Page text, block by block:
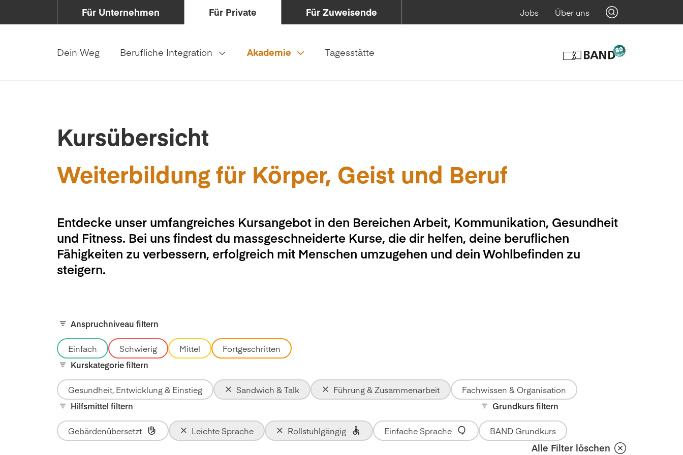
Für Unternehmen Für Private Für Zuweisende Jobs Über uns
Dein Weg Berufliche Integration Akademie Tagesstätte
Kursübersicht
Weiterbildung für Körper, Geist und Beruf
Entdecke unser umfangreiches Kursangebot in den Bereichen Arbeit, Kommunikation, Gesundheit
und Fitness. Bei uns findest du massgeschneiderte Kurse, die dir helfen, deine beruflichen
Fähigkeiten zu verbessern, erfolgreich mit Menschen umzugehen und dein Wohlbefinden zu
steigern.
Anspruchniveau filtern
Einfach Schwierig Mittel
Fortgeschritten
Kurskategorie filtern
Gesundheit, Entwicklung & Einstieg Sandwich & Talk Führung & Zusammenarbeit
Fachwissen & Organisation
Hilfsmittel filtern
Gebärdenübersetzt Leichte Sprache Rollstuhlgängig Einfache Sprache
Grundkurs filtern
BAND Grundkurs
Alle Filter löschen